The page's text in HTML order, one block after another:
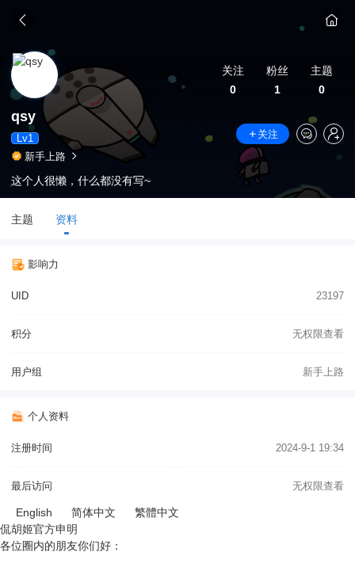
关注
0
粉丝
1
主题
0
qsy
Lv1
关注
新手上路
这个人很懒，什么都没有写~
主题 资料
影响力
UID 23197
积分 无权限查看
用户组 新手上路
个人资料
注册时间 2024-9-1 19:34
最后访问 无权限查看
English 简体中文
繁體中文
侃胡姬官方申明
各位圈内的朋友你们好：